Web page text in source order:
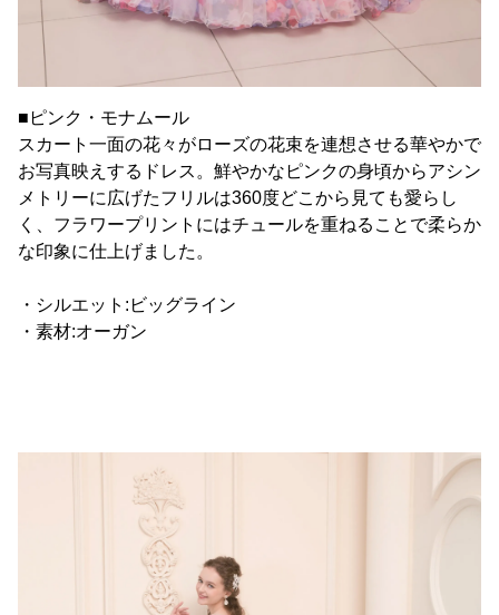
■ピンク・モナムール
スカート一面の花々がローズの花束を連想させる華やかで
お写真映えするドレス。鮮やかなピンクの身頃からアシン
メトリーに広げたフリルは360度どこから見ても愛らし
く、フラワープリントにはチュールを重ねることで柔らか
な印象に仕上げました。
・シルエット:ビッグライン
・素材:オーガン